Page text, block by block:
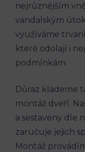
nejrůznějším
vandalským
využíváme
které odolají i
podmínkám.
Důraz klademe
montáž dveří.
a sestaveny dle
zaručuje jejich
Montáž